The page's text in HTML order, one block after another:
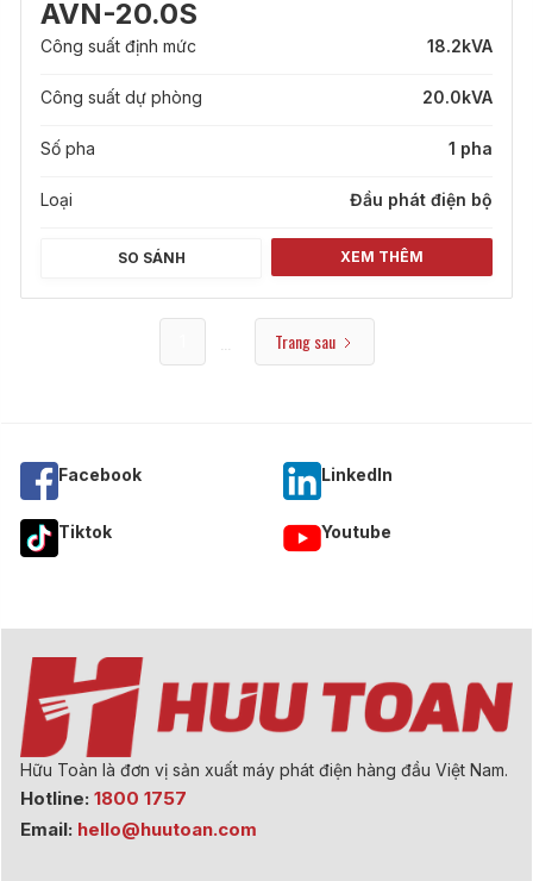
AVN-20.0S
Công suất định mức 18.2kVA
Công suất dự phòng 20.0kVA
Số pha 1 pha
Loại Đầu phát điện bộ
SO SÁNH XEM THÊM
... Trang sau
Facebook Linkedln
Tiktok Youtube
Hữu Toàn là đơn vị sản xuất máy phát điện hàng đầu Việt Nam.
Hotline: 1800 1757
Email: hello@huutoan.com